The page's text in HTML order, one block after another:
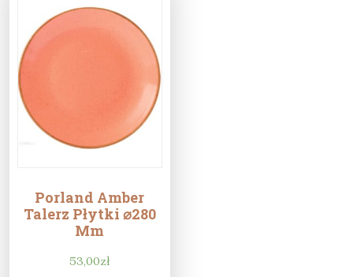
Porland Amber
Talerz Płytki ⌀280
Mm
53,00zł